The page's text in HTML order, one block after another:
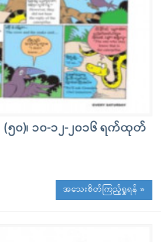
၀)၊ ၁၀-၁၂-၂၀၁၆ ရက်ထုတ်
အသေးစိတ်ကြည့်ရှုရန် »